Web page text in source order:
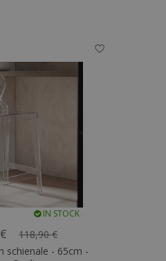
IN STOCK
118,90 €
schienale - 65cm -